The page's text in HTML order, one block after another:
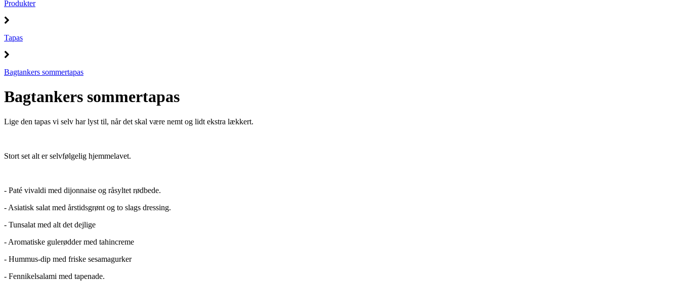
Produkter
Tapas
Bagtankers sommertapas
Bagtankers sommertapas
Lige den tapas vi selv har lyst til, når det skal være nemt og lidt ekstra lækkert.
Stort set alt er selvfølgelig hjemmelavet.
- Paté vivaldi med dijonnaise og råsyltet rødbede.
- Asiatisk salat med årstidsgrønt og to slags dressing.
- Tunsalat med alt det dejlige
- Aromatiske gulerødder med tahincreme
- Hummus-dip med friske sesamagurker
- Fennikelsalami med tapenade.